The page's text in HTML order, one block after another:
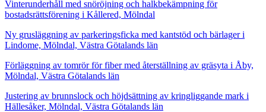
Vinterunderhåll med snöröjning och halkbekämpning för
bostadsrättsförening i Kållered, Mölndal
Ny grusläggning av parkeringsficka med kantstöd och bärlager i
Lindome, Mölndal, Västra Götalands län
Förläggning av tomrör för fiber med återställning av gräsyta i Åby,
Mölndal, Västra Götalands län
Justering av brunnslock och höjdsättning av kringliggande mark i
Hällesåker, Mölndal, Västra Götalands län